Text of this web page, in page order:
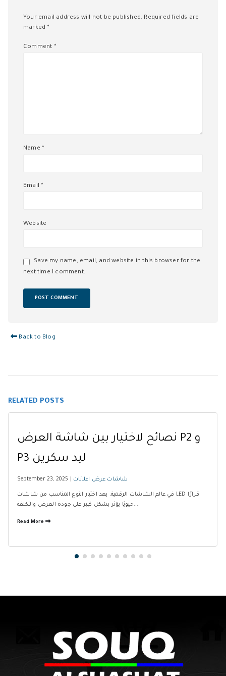
Your email address will not be published. Required fields are
marked*
Comment *
Name *
Email*
Website
Save my name, email, and website in this browser for the
next time I comment.
Back to Blog
RELATED POSTS
نصائح لاختيار بين شاشة العرض P2 و
P3 ليد سكرين
September 23, 2025 | شاشات عرض اعلانات
في عالم الشاشات الرقمية، يعد اختيار النوع المناسب من شاشات LED قرارًا
حيويًا يؤثر بشكل كبير على جودة العرض والتكلفة....
Read More